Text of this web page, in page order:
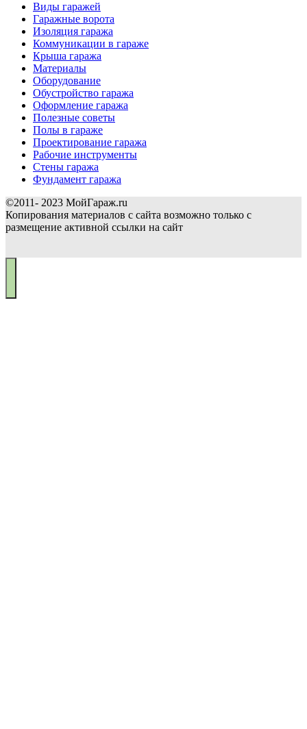
Виды гаражей
Гаражные ворота
Изоляция гаража
Коммуникации в гараже
Крыша гаража
Материалы
Оборудование
Обустройство гаража
Оформление гаража
Полезные советы
Полы в гараже
Проектирование гаража
Рабочие инструменты
Стены гаража
Фундамент гаража
©2011- 2023 МойГараж.ru
Копирования материалов с сайта возможно только с
размещение активной ссылки на сайт